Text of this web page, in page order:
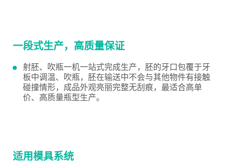
一段式生产，高质量保证
射胚、吹瓶一机一站式完成生产，胚的牙口包覆于牙
板中调温、吹瓶，胚在输送中不会与其他物件有接触
碰撞情形，成品外观亮丽完整无刮痕，最适合高单
价、高质量瓶型生产。
适用模具系统